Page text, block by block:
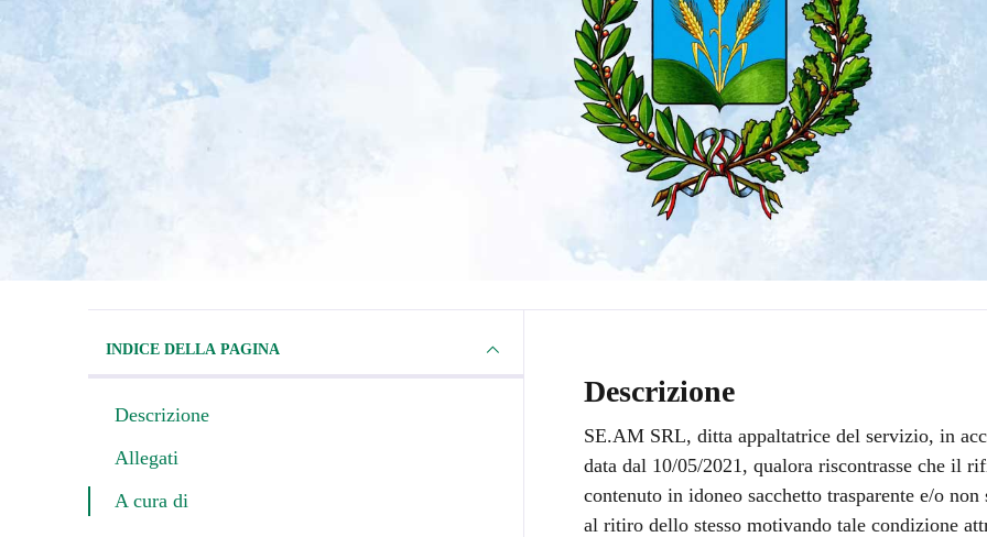
INDICE DELLA PAGINA
Descrizione
Allegati
A cura di
Descrizione
SE.AM SRL, ditta appaltatrice del servizio, in
data dal 10/05/2021, qualora riscontrasse che il
contenuto in idoneo sacchetto trasparente e/o
al ritiro dello stesso motivando tale condizione